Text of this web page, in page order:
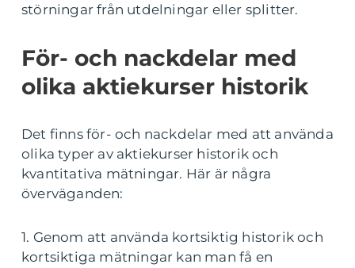
störningar från utdelningar eller splitter.
För- och nackdelar med
olika aktiekurser historik
Det finns för- och nackdelar med att använda
olika typer av aktiekurser historik och
kvantitativa mätningar. Här är några
överväganden:
1. Genom att använda kortsiktig historik och
kortsiktiga mätningar kan man få en